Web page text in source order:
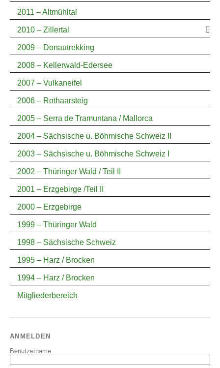
2011 – Altmühltal
2010 – Zillertal
2009 – Donautrekking
2008 – Kellerwald-Edersee
2007 – Vulkaneifel
2006 – Rothaarsteig
2005 – Serra de Tramuntana / Mallorca
2004 – Sächsische u. Böhmische Schweiz II
2003 – Sächsische u. Böhmische Schweiz I
2002 – Thüringer Wald / Teil II
2001 – Erzgebirge /Teil II
2000 – Erzgebirge
1999 – Thüringer Wald
1998 – Sächsische Schweiz
1995 – Harz / Brocken
1994 – Harz / Brocken
Mitgliederbereich
ANMELDEN
Benutzername